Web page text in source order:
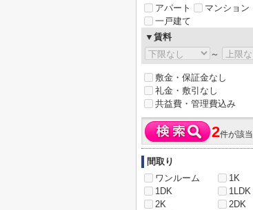
アパート
マンション
一戸建て
▼賃料
～
敷金・保証金なし
礼金・敷引なし
共益費・管理費込み
2件が該当
間取り
ワンルーム
1K
1DK
1LDK
2K
2DK